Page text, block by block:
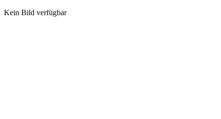
Kein Bild verfügbar